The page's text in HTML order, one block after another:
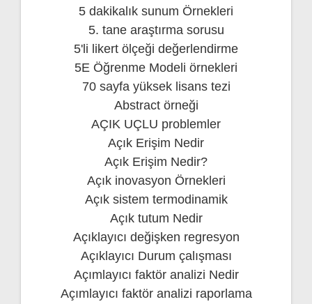
5 dakikalık sunum Örnekleri
5. tane araştırma sorusu
5'li likert ölçeği değerlendirme
5E Öğrenme Modeli örnekleri
70 sayfa yüksek lisans tezi
Abstract örneği
AÇIK UÇLU problemler
Açık Erişim Nedir
Açık Erişim Nedir?
Açık inovasyon Örnekleri
Açık sistem termodinamik
Açık tutum Nedir
Açıklayıcı değişken regresyon
Açıklayıcı Durum çalışması
Açımlayıcı faktör analizi Nedir
Açımlayıcı faktör analizi raporlama